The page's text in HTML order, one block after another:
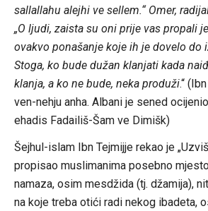
sallallahu alejhi ve sellem.“ Omer,
„O ljudi, zaista su oni prije vas propali
ovakvo ponašanje koje ih je dovelo do
Stoga, ko bude dužan klanjati kada
klanja, a ko ne bude, neka produži.“
ven-nehju anha. Albani je sened
ehadis Fadailiš-Šam ve Dimišk)
Šejhul-islam Ibn Tejmijje rekao je
propisao muslimanima posebno
namaza, osim mesdžida (tj. džamija),
na koje treba otići radi nekog ibadeta,